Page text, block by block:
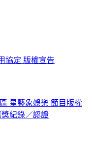
協定 版權宣告
星藝象娛樂 節目版權
獎紀錄／認證